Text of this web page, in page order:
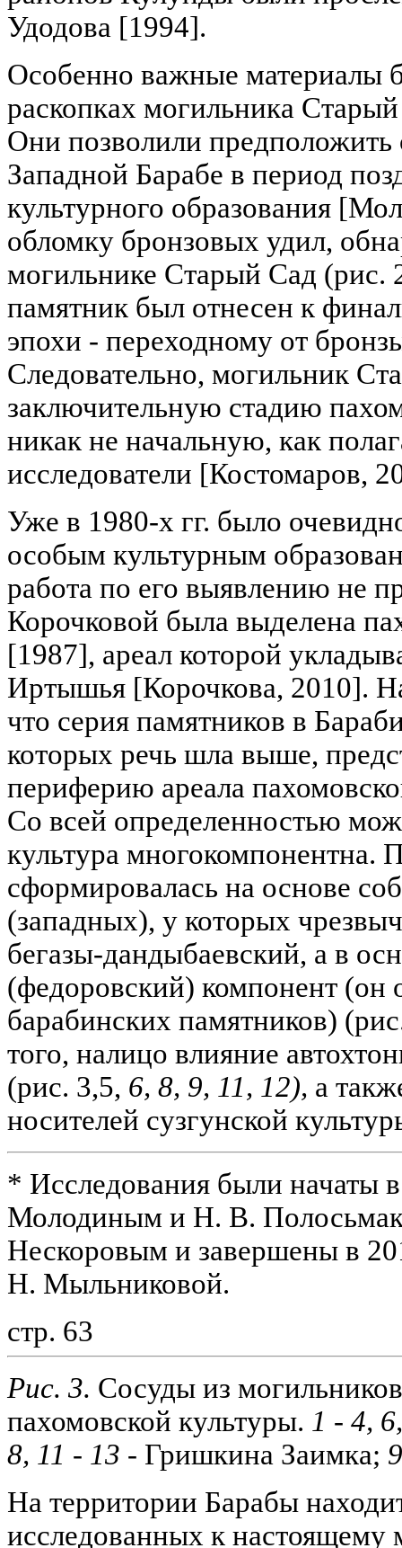
Удодова [1994].
Особенно важные материалы
раскопках могильника
Они позволили предположить
Западной Барабе в период
культурного образования
обломку бронзовых удил,
могильнике Старый Сад (рис.
памятник был отнесен к
эпохи - переходному от
Следовательно, могильник
заключительную стадию
никак не начальную, как
исследователи [Костомаров,
Уже в 1980-х гг. было
особым культурным
работа по его выявлению не
Корочковой была выделена
[1987], ареал которой
Иртышья [Корочкова, 2010].
что серия памятников в
которых речь шла выше,
периферию ареала
Со всей определенностью
культура многокомпонентна.
сформировалась на основе
(западных), у которых
бегазы-дандыбаевский, а в
(федоровский) компонент (он
барабинских памятников)
того, налицо влияние
(рис. 3,5, 6, 8, 9, 11, 12), а
носителей сузгунской
* Исследования были начаты
Молодиным и Н. В.
Нескоровым и завершены в
Н. Мыльниковой.
стр. 63
Рис. 3. Сосуды из
пахомовской культуры. 1 - 4,
8, 11 - 13 - Гришкина Заимка;
На территории Барабы
исследованных к настоящему